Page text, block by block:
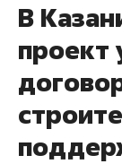
В
проект